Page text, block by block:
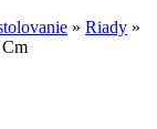
» Riady »